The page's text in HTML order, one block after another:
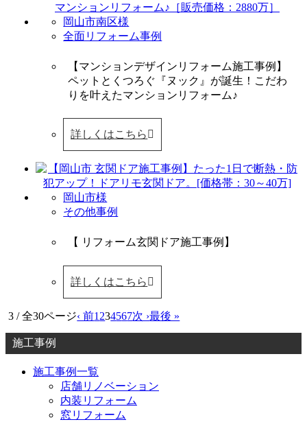
岡山市南区様
全面リフォーム事例
【マンションデザインリフォーム施工事例】
ペットとくつろぐ『ヌック』が誕生！こだわ
りを叶えたマンションリフォーム♪
詳しくはこちら
岡山市様
その他事例
【 リフォーム玄関ドア施工事例】
詳しくはこちら
3 / 全30ページ‹ 前1 234567次 ›最後 »
施工事例
施工事例一覧
店舗リノベーション
内装リフォーム
窓リフォーム